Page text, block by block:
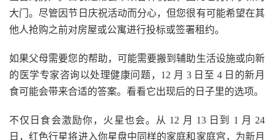
大门。尽管因节日庆祝活动而分心，但您很有可能希望在其
他人抢购之前对房屋或公寓进行投标或签署租约。
如果父母需要您的帮助，可能需要搬到辅助生活设施或向新
的医学专家咨询以处理健康问题，12 月 3 日至 4 日的新月
食可能会带来合适的答案。看看它出现后的日子里的选项。
不仅日食会激励你，火星也会。从 12 月 13 日到 1 月 24
日，红色行星将进入你星盘中同样的家庭和家庭宫，为新月